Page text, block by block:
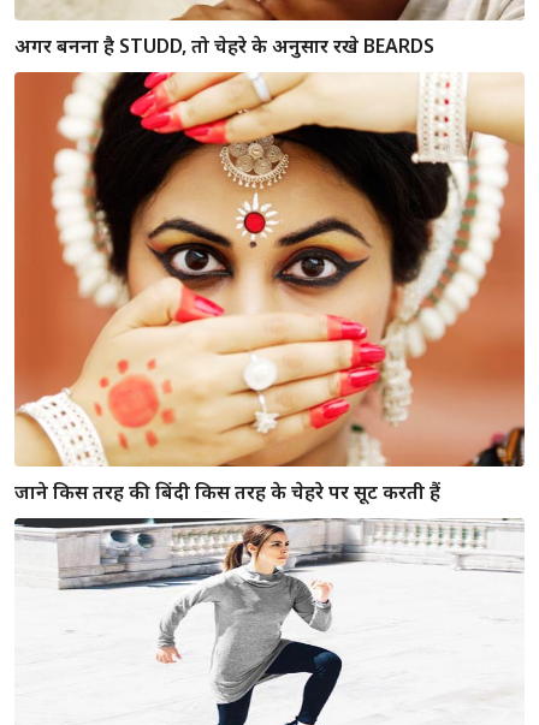
कलाई घड़ी खरीदने से पहले ज़रूर याद रखे ये बातें
अगर बनना है STUDD, तो चेहरे के अनुसार रखे BEARDS